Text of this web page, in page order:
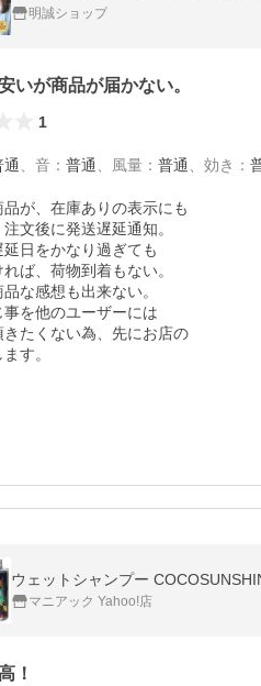
明誠ショップ
いが商品が届かない。
1
通 音 ： 普通 風量 ： 普通 効き ：
品が、在庫ありの表示にも
文後に発送遅延通知。
延日をかなり過ぎても
ば、荷物到着もない。
な感想も出来ない。
事を他のユーザーには
きたくない為、先にお店の
す。
ウェットシャンプー
マニアック Yahoo!店
！